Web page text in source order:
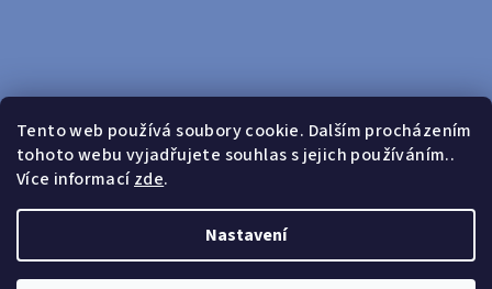
Tento web používá soubory cookie. Dalším procházením
tohoto webu vyjadřujete souhlas s jejich používáním..
Více informacízde.
Nastavení
Sledovat na Instagramu
Doprava zdarma od 599 Kč